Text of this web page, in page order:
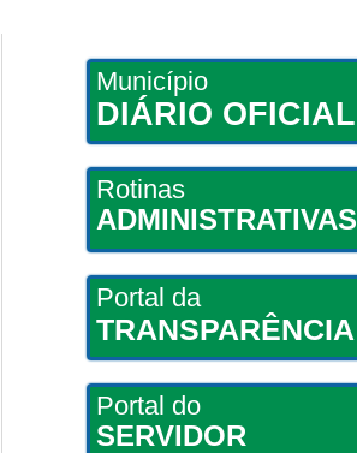
Município
DIÁRIO OFICIAL
Rotinas
ADMINISTRATIVAS
Portal da
TRANSPARÊNCIA
Portal do
SERVIDOR